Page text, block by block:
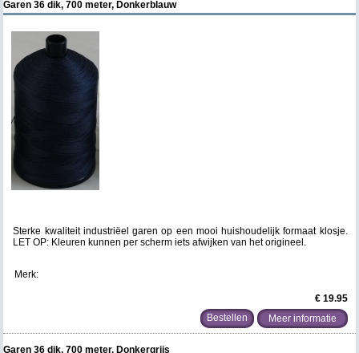
Garen 36 dik, 700 meter, Donkerblauw
Sterke kwaliteit industriëel garen op een mooi huishoudelijk formaat klosje.
LET OP: Kleuren kunnen per scherm iets afwijken van het origineel.
Merk:
€ 19.95
Meer informatie
Garen 36 dik, 700 meter, Donkergrijs